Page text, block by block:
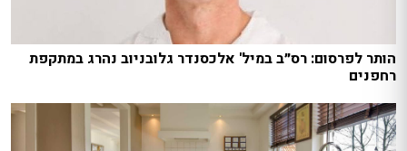
הותר לפרסום: רס״ב במיל' אלכסנדר גלובניוב נהרג במתקפת
רחפנים